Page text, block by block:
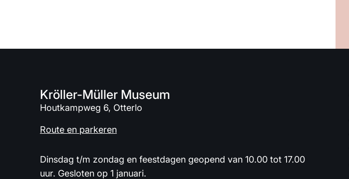
Kröller-Müller Museum
Houtkampweg 6, Otterlo
Route en parkeren
Dinsdag t/m zondag en feestdagen geopend van 10.00 tot 17.00
uur. Gesloten op 1 januari.